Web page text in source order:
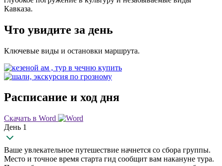
Кавказа.
Что увидите за день
Ключевые виды и остановки маршрута.
Расписание и ход дня
Скачать в Word
День 1
Ваше увлекательное путешествие начнется со сбора группы.
Место и точное время старта гид сообщит вам накануне тура.